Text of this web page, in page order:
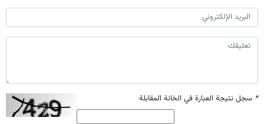
* سجل نتيجة العبارة في الخانة المقابلة